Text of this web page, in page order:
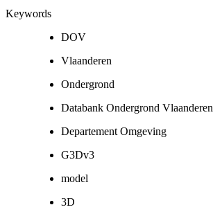
Keywords
DOV
Vlaanderen
Ondergrond
Databank Ondergrond Vlaanderen
Departement Omgeving
G3Dv3
model
3D